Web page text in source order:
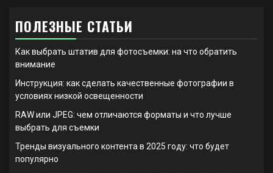
ПОЛЕЗНЫЕ СТАТЬИ
Как выбрать штатив для фотосъемки: на что обратить
внимание
Инструкция: как сделать качественные фотографии в
условиях низкой освещенности
RAW или JPEG: чем отличаются форматы и что лучше
выбрать для съемки
Тренды визуального контента в 2025 году: что будет
популярно